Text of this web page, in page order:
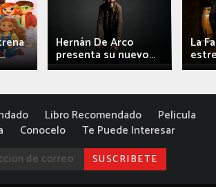
Hernán De Arco
presenta su nuevo...
La
Libro Recomendado
Pelicula
Conocelo Te Puede Interesar